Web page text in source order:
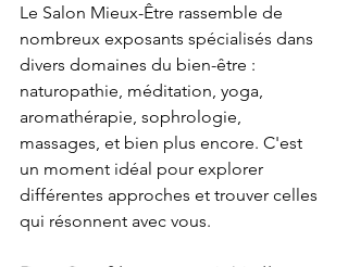
Le Salon Mieux-Être rassemble de
nombreux exposants spécialisés dans
divers domaines du bien-être :
naturopathie, méditation, yoga,
aromathérapie, sophrologie,
massages, et bien plus encore. C'est
un moment idéal pour explorer
différentes approches et trouver celles
qui résonnent avec vous.